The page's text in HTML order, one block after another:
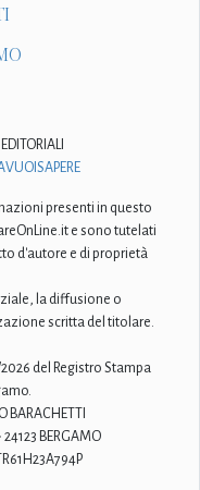
presenti in questo
e sono tutelati
d'autore e di proprietà
la diffusione o
scritta del titolare.
del Registro Stampa
BARACHETTI
24123 BERGAMO